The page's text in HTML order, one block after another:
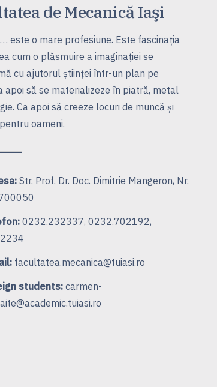
de Mecanică Iaşi
este o mare profesiune. Este fascinaţia
cum o plăsmuire a imaginaţiei se
cu ajutorul ştiinţei într-un plan pe
apoi să se materializeze în piatră, metal
Ca apoi să creeze locuri de muncă şi
oameni.
Str. Prof. Dr. Doc. Dimitrie Mangeron, Nr.
0232.232337, 0232.702192,
facultatea.mecanica@tuiasi.ro
students:carmen-